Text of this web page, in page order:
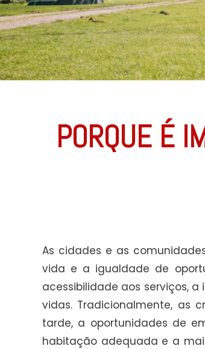
PORQUE É
As cidades e as
vida e a igualdade de
acessibilidade aos serviços,
vidas. Tradicionalmente, as
tarde, a oportunidades de
habitação adequada e a